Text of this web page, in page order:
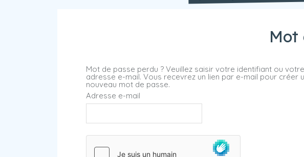
Mot
Mot de passe perdu ? Veuillez saisir votre identifiant ou votre
adresse e-mail. Vous recevrez un lien par e-mail pour créer
nouveau mot de passe.
Adresse e-mail